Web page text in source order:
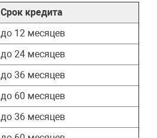
Срок кредита
до 12 месяцев
до 24 месяцев
до 36 месяцев
до 60 месяцев
до 36 месяцев